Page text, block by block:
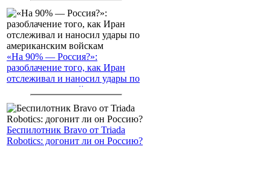
«На 90% — Россия?»:
разоблачение того, как Иран
отслеживал и наносил удары по
американским войскам
Беспилотник Bravo от Triada
Robotics: догонит ли он Россию?